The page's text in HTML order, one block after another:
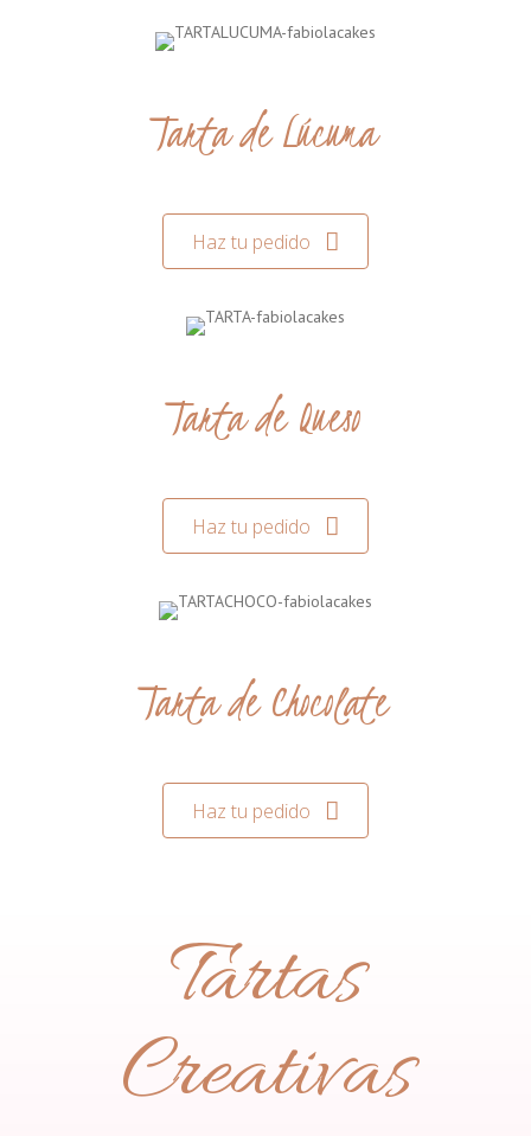
Tarta de Lúcuma
Haz tu pedido
Tarta de Queso
Haz tu pedido
Tarta de Chocolate
Haz tu pedido
Tartas
Creativas